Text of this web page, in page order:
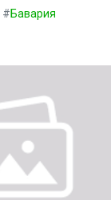
#Бавария